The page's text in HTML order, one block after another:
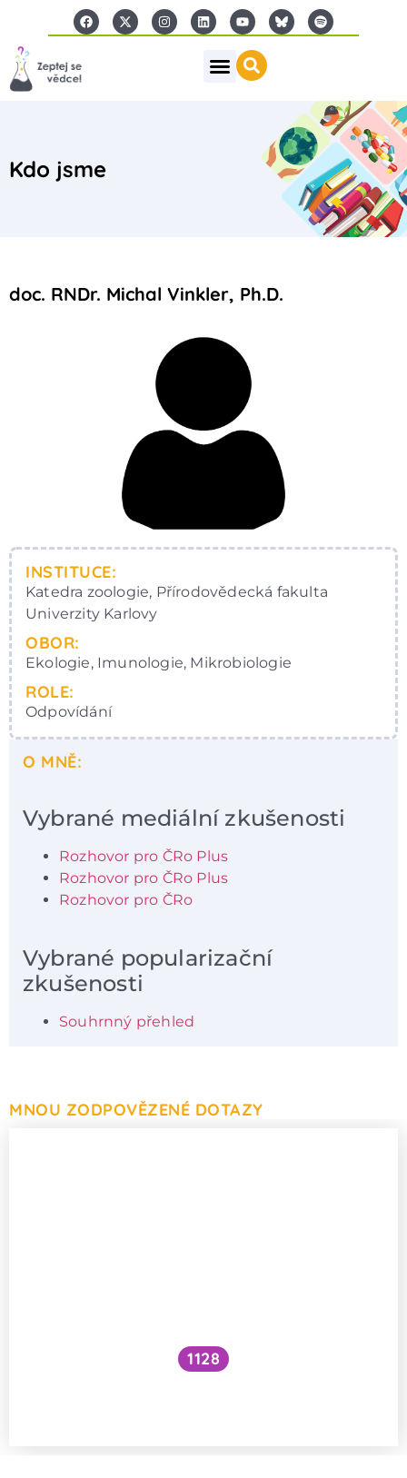
Kdo jsme
doc. RNDr. Michal Vinkler, Ph.D.
INSTITUCE:
Katedra zoologie, Přírodovědecká fakulta
Univerzity Karlovy
OBOR:
Ekologie, Imunologie, Mikrobiologie
ROLE:
Odpovídání
O MNĚ:
Vybrané mediální zkušenosti
Rozhovor pro ČRo Plus
Rozhovor pro ČRo Plus
Rozhovor pro ČRo
Vybrané popularizační
zkušenosti
Souhrnný přehled
MNOU ZODPOVĚZENÉ DOTAZY
1128